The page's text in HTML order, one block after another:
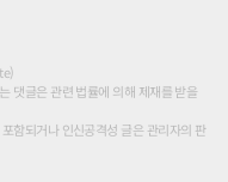
댓글은 관련 법률에 의해 제재를 받을
함되거나 인신공격성 글은 관리자의 판